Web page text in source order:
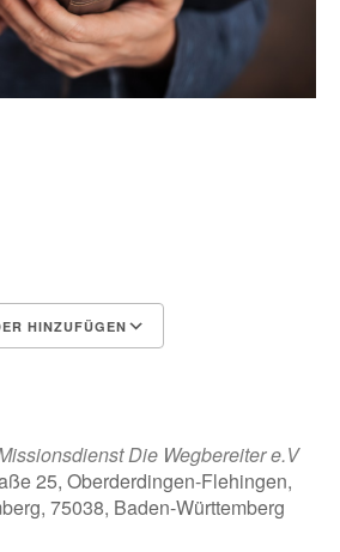
HINZUFÜGEN
Die Wegbereiter e.V
25, Oberderdingen-Flehingen,
75038, Baden-Württemberg